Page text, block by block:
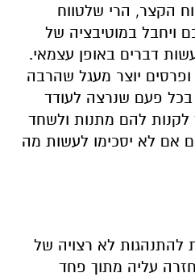
הקצר, הרי שלטווח
ויחבל במוטיבציה של
דברים באופן עצמאי.
ופרסים יוצר מעגל שהרבה
פעם שנרצה לעודד
לקנות להם מתנות ולשחד
אם לא יסכימו לעשות מה
להתנהגות לא רצויה של
עליה מתוך פחד